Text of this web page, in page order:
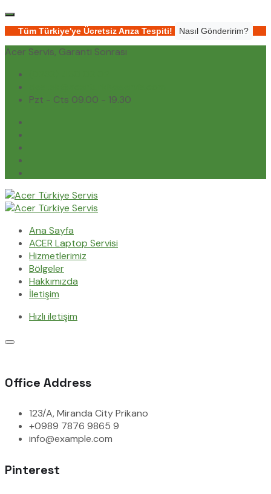
Tüm Türkiye'ye Ücretsiz Arıza Tespiti! Nasıl Gönderirim?
Acer Servis, Garanti Sonrası
Pzt - Cts 09.00 - 19.30
Ana Sayfa
ACER Laptop Servisi
Hizmetlerimiz
Bölgeler
Hakkımızda
İletişim
Hızlı iletişim
Office Address
123/A, Miranda City Prikano
+0989 7876 9865 9
info@example.com
Pinterest